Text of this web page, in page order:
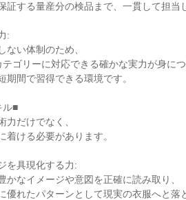
証する量産分の検品まで、一貫して担当
:
ない体制のため、
ゴリーに対応できる確かな実力が身につ
期間で習得できる環境です。
ル■
力だけでなく、
着ける必要があります。
を具現化する力:
かなイメージや意図を正確に読み取り、
優れたパターンとして現実の衣服へと落